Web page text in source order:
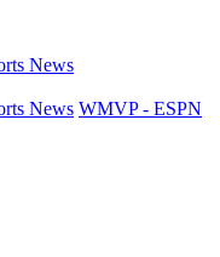
News
News WMVP - ESPN